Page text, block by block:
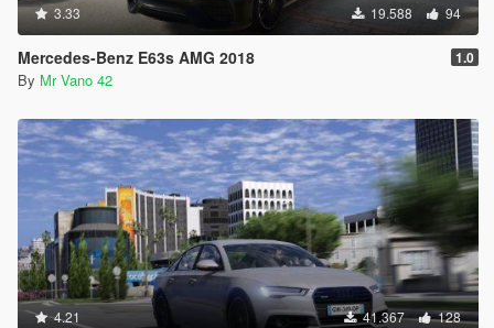
3.33 19.588 94
Mercedes-Benz E63s AMG 2018 1.0
By Mr Vano 42
4.21 41.367 128